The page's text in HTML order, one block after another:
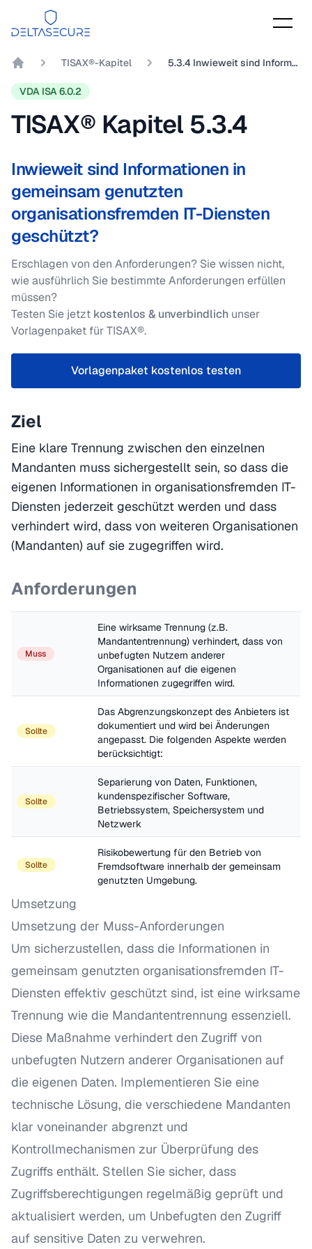
DeltaSecure
TISAX®-Kapitel 5.3.4 Inwieweit sind Informationen in gemeinsam genutzten organisationsfremden IT-Diensten geschützt?
VDA ISA 6.0.2
TISAX® Kapitel 5.3.4
Inwieweit sind Informationen in
gemeinsam genutzten
organisationsfremden IT-Diensten
geschützt?
Erschlagen von den Anforderungen? Sie wissen nicht,
wie ausführlich Sie bestimmte Anforderungen erfüllen
müssen?
Testen Sie jetzt kostenlos & unverbindlich unser
Vorlagenpaket für TISAX®.
Vorlagenpaket kostenlos testen
Ziel
Eine klare Trennung zwischen den einzelnen
Mandanten muss sichergestellt sein, so dass die
eigenen Informationen in organisationsfremden IT-
Diensten jederzeit geschützt werden und dass
verhindert wird, dass von weiteren Organisationen
(Mandanten) auf sie zugegriffen wird.
Anforderungen
Muss
Eine wirksame Trennung (z.B.
Mandantentrennung) verhindert, dass von
unbefugten Nutzern anderer
Organisationen auf die eigenen
Informationen zugegriffen wird.
Sollte
Das Abgrenzungskonzept des Anbieters ist
dokumentiert und wird bei Änderungen
angepasst. Die folgenden Aspekte werden
berücksichtigt:
Sollte
Separierung von Daten, Funktionen,
kundenspezifischer Software,
Betriebssystem, Speichersystem und
Netzwerk
Sollte
Risikobewertung für den Betrieb von
Fremdsoftware innerhalb der gemeinsam
genutzten Umgebung.
Umsetzung
Umsetzung der Muss-Anforderungen
Um sicherzustellen, dass die Informationen in
gemeinsam genutzten organisationsfremden IT-
Diensten effektiv geschützt sind, ist eine wirksame
Trennung wie die Mandantentrennung essenziell.
Diese Maßnahme verhindert den Zugriff von
unbefugten Nutzern anderer Organisationen auf
die eigenen Daten. Implementieren Sie eine
technische Lösung, die verschiedene Mandanten
klar voneinander abgrenzt und
Kontrollmechanismen zur Überprüfung des
Zugriffs enthält. Stellen Sie sicher, dass
Zugriffsberechtigungen regelmäßig geprüft und
aktualisiert werden, um Unbefugten den Zugriff
auf sensitive Daten zu verwehren.